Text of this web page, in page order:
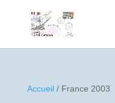
Accueil/ France 2003